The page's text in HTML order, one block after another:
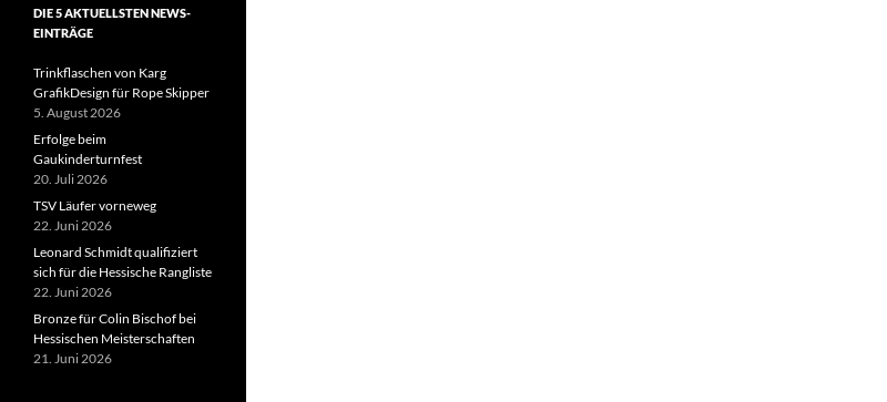
DIE 5 AKTUELLSTEN NEWS-
EINTRÄGE
Trinkflaschen von Karg
GrafikDesign für Rope Skipper
5. August 2026
Erfolge beim
Gaukinderturnfest
20. Juli 2026
TSV Läufer vorneweg
22. Juni 2026
Leonard Schmidt qualifiziert
sich für die Hessische Rangliste
22. Juni 2026
Bronze für Colin Bischof bei
Hessischen Meisterschaften
21. Juni 2026